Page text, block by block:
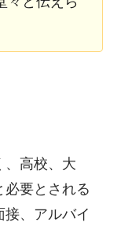
、高校、大
要とされる
、アルバイ